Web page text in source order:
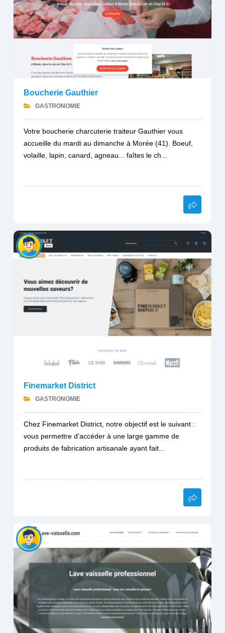
Boucherie Gauthier
GASTRONOMIE
Votre boucherie charcuterie traiteur Gauthier vous
accueille du mardi au dimanche à Morée (41). Boeuf,
volaille, lapin, canard, agneau... faîtes le ch...
Finemarket District
GASTRONOMIE
Chez Finemarket District, notre objectif est le suivant :
vous permettre d'accéder à une large gamme de
produits de fabrication artisanale ayant fait...